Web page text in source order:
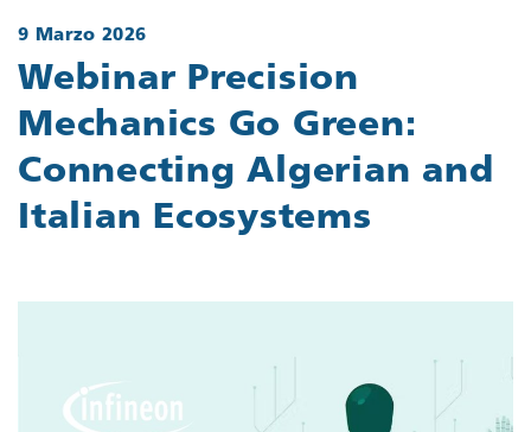
9 Marzo 2026
Webinar Precision
Mechanics Go Green:
Connecting Algerian and
Italian Ecosystems